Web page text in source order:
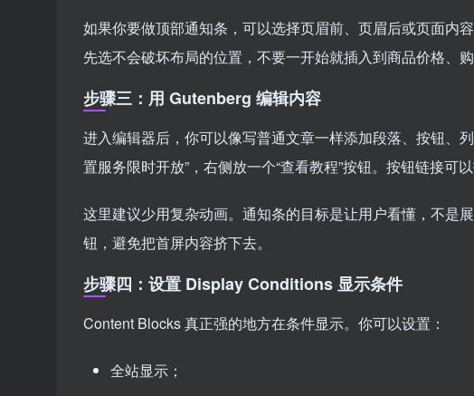
如果你要做顶部通知条，可以选择页眉前、页眉后或页面内
先选不会破坏布局的位置，不要一开始就插入到商品价格、购
步骤三：用 Gutenberg 编辑内容
进入编辑器后，你可以像写普通文章一样添加段落、按钮、
置服务限时开放”，右侧放一个“查看教程”按钮。按钮链接可
这里建议少用复杂动画。通知条的目标是让用户看懂，不是
钮，避免把首屏内容挤下去。
步骤四：设置 Display Conditions 显示条件
Content Blocks 真正强的地方在条件显示。你可以设置：
全站显示；